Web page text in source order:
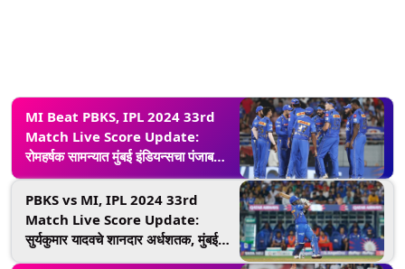
MI Beat PBKS, IPL 2024 33rd
Match Live Score Update:
रोमहर्षक सामन्यात मुंबई इंडियन्सचा पंजाब
किग्जवर 9 धावांनी विजय, आशुतोष शर्माची
शानदार अर्धशतकीय खेळी व्यर्थ
PBKS vs MI, IPL 2024 33rd
Match Live Score Update:
सुर्यकुमार यादवचे शानदार अर्धशतक, मुंबईचे
पंजाबसमोर विजयासाठी 193 धावांचे आव्हान